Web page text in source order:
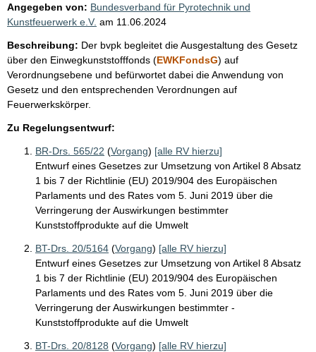
Angegeben von: Bundesverband für Pyrotechnik und
Kunstfeuerwerk e.V. am 11.06.2024
Beschreibung: Der bvpk begleitet die Ausgestaltung des Gesetz
über den Einwegkunststofffonds (EWKFondsG) auf
Verordnungsebene und befürwortet dabei die Anwendung von
Gesetz und den entsprechenden Verordnungen auf
Feuerwerkskörper.
Zu Regelungsentwurf:
BR-Drs. 565/22 (Vorgang) [alle RV hierzu]
Entwurf eines Gesetzes zur Umsetzung von Artikel 8 Absatz
1 bis 7 der Richtlinie (EU) 2019/904 des Europäischen
Parlaments und des Rates vom 5. Juni 2019 über die
Verringerung der Auswirkungen bestimmter
Kunststoffprodukte auf die Umwelt
BT-Drs. 20/5164 (Vorgang) [alle RV hierzu]
Entwurf eines Gesetzes zur Umsetzung von Artikel 8 Absatz
1 bis 7 der Richtlinie (EU) 2019/904 des Europäischen
Parlaments und des Rates vom 5. Juni 2019 über die
Verringerung der Auswirkungen bestimmter -
Kunststoffprodukte auf die Umwelt
BT-Drs. 20/8128 (Vorgang) [alle RV hierzu]